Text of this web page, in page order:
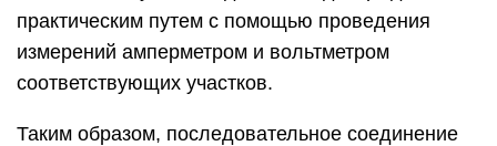
практическим путем с помощью проведения
измерений амперметром и вольтметром
соответствующих участков.
Таким образом, последовательное соединение